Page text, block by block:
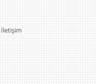
İletişim